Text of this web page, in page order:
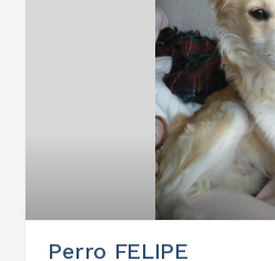
Perro FELIPE